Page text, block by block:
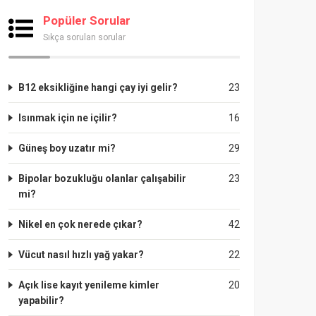
Popüler Sorular
Sıkça sorulan sorular
23
B12 eksikliğine hangi çay iyi gelir?
16
Isınmak için ne içilir?
29
Güneş boy uzatır mi?
23
Bipolar bozukluğu olanlar çalışabilir
mi?
42
Nikel en çok nerede çıkar?
22
Vücut nasıl hızlı yağ yakar?
20
Açık lise kayıt yenileme kimler
yapabilir?